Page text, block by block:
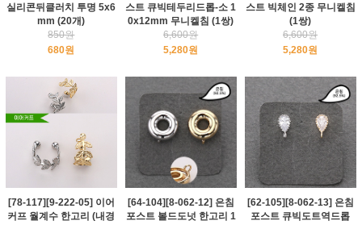
실리콘뒤클러치 투명 5x6
mm (20개)
850원
680원
스트 큐빅테두리드롭-소 1
0x12mm 무니켈침 (1쌍)
6,600원
5,280원
스트 빅체인 2종 무니켈침
(1쌍)
6,600원
5,280원
[78-117][9-222-05] 이어
커프 월계수 한고리 (내경
[64-104][8-062-12] 은침
포스트 볼드도넛 한고리 1
[62-105][8-062-13] 은침
포스트 큐빅도트역드롭